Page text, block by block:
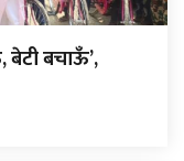
बेटी बचाऊँ’,